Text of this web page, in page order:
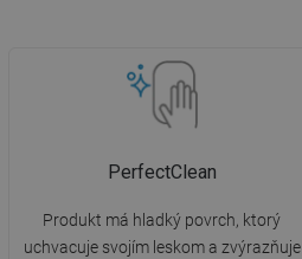
PerfectClean
Produkt má hladký povrch, ktorý
uchvacuje svojím leskom a zvýrazňuje